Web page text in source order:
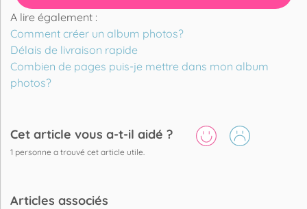
A lire également :
Comment créer un album photos?
Délais de livraison rapide
Combien de pages puis-je mettre dans mon album
photos?
Cet article vous a-t-il aidé ?
1 personne a trouvé cet article utile.
Articles associés